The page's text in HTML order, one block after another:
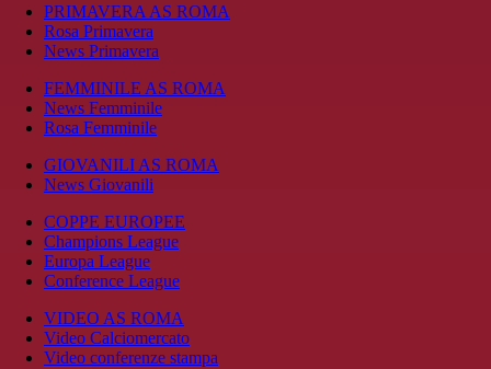
PRIMAVERA AS ROMA
Rosa Primavera
News Primavera
FEMMINILE AS ROMA
News Femminile
Rosa Femminile
GIOVANILI AS ROMA
News Giovanili
COPPE EUROPEE
Champions League
Europa League
Conference League
VIDEO AS ROMA
Video Calciomercato
Video conferenze stampa